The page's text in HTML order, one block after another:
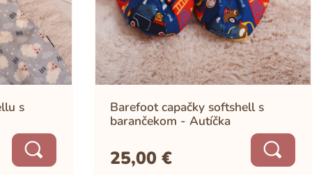
s
Barefoot capačky softshell s
barančekom - Autíčka
25,00€